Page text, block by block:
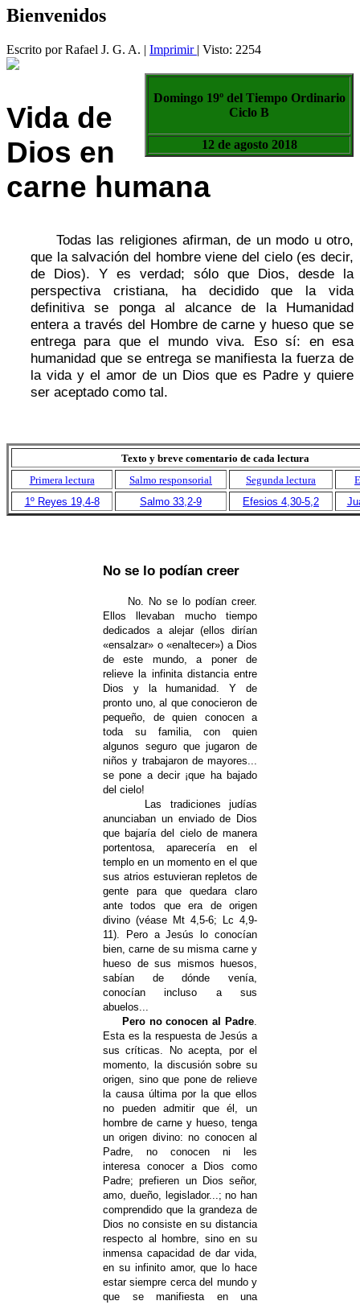
Bienvenidos
Escrito por Rafael J. G. A. | Imprimir | Visto: 2254
Domingo 19º del Tiempo Ordinario
Ciclo B
12 de agosto 2018
Vida de
Dios en
carne humana
Todas las religiones afirman, de un modo u otro,
que la salvación del hombre viene del cielo (es decir,
de Dios). Y es verdad; sólo que Dios, desde la
perspectiva cristiana, ha decidido que la vida
definitiva se ponga al alcance de la Humanidad
entera a través del Hombre de carne y hueso que se
entrega para que el mundo viva. Eso sí: en esa
humanidad que se entrega se manifiesta la fuerza de
la vida y el amor de un Dios que es Padre y quiere
ser aceptado como tal.
Texto y breve comentario de cada lectura
Primera lectura
Salmo responsorial Segunda lectura
1º Reyes 19,4-8
Salmo 33,2-9 Efesios 4,30-5,2
No se lo podían creer
No. No se lo podían creer.
Ellos llevaban mucho tiempo
dedicados a alejar (ellos dirían
«ensalzar» o «enaltecer») a Dios
de este mundo, a poner de
relieve la infinita distancia entre
Dios y la humanidad. Y de
pronto uno, al que conocieron de
pequeño, de quien conocen a
toda su familia, con quien
algunos seguro que jugaron de
niños y trabajaron de mayores...
se pone a decir ¡que ha bajado
del cielo!
Las tradiciones judías
anunciaban un enviado de Dios
que bajaría del cielo de manera
portentosa, aparecería en el
templo en un momento en el que
sus atrios estuvieran repletos de
gente para que quedara claro
ante todos que era de origen
divino (véase Mt 4,5-6; Lc 4,9-
11). Pero a Jesús lo conocían
bien, carne de su misma carne y
hueso de sus mismos huesos,
sabían de dónde venía,
conocían incluso a sus
abuelos...
Pero no conocen al Padre
Esta es la respuesta de Jesús a
sus críticas. No acepta, por el
momento, la discusión sobre su
origen, sino que pone de relieve
la causa última por la que ellos
no pueden admitir que él, un
hombre de carne y hueso, tenga
un origen divino: no conocen al
Padre, no conocen ni les
interesa conocer a Dios como
Padre; prefieren un Dios señor,
amo, dueño, legislador...; no han
comprendido que la grandeza de
Dios no consiste en su distancia
respecto al hombre, sino en su
inmensa capacidad de dar vida,
en su infinito amor, que lo hace
estar siempre cerca del mundo y
que se manifiesta en una